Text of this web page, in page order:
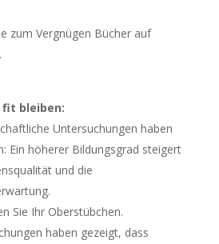
zum Vergnügen Bücher auf
fit bleiben:
Untersuchungen haben
Ein höherer Bildungsgrad steigert
und die
Sie Ihr Oberstübchen.
haben gezeigt, dass